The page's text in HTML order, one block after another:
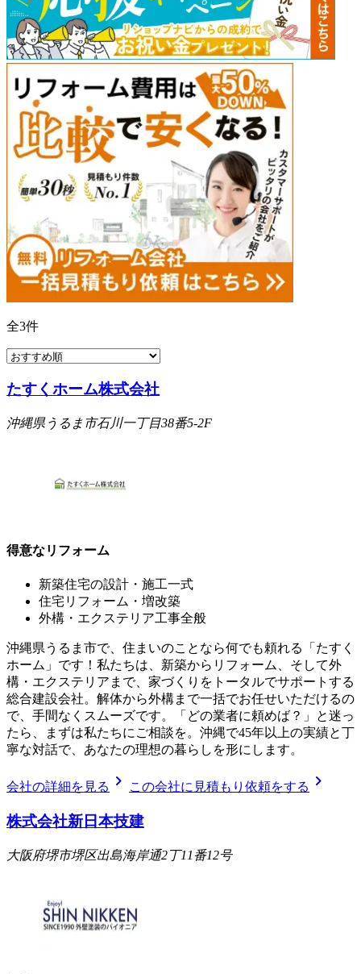
全3件
たすくホーム株式会社
沖縄県うるま市石川一丁目38番5-2F
得意なリフォーム
新築住宅の設計・施工一式
住宅リフォーム・増改築
外構・エクステリア工事全般
沖縄県うるま市で、住まいのことなら何でも頼れる「たすく
ホーム」です！私たちは、新築からリフォーム、そして外
構・エクステリアまで、家づくりをトータルでサポートする
総合建設会社。解体から外構まで一括でお任せいただけるの
で、手間なくスムーズです。「どの業者に頼めば？」と迷っ
たら、まずは私たちにご相談を。沖縄で45年以上の実績と丁
寧な対話で、あなたの理想の暮らしを形にします。
会社の詳細を見る chevron_right この会社に見積もり依頼をする chevron_right
株式会社新日本技建
大阪府堺市堺区出島海岸通2丁11番12号